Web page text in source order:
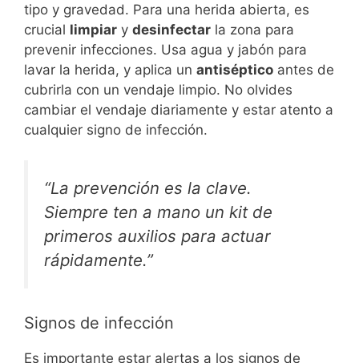
tipo y gravedad. Para una herida abierta, es
crucial limpiar y desinfectar la zona para
prevenir infecciones. Usa agua y jabón para
lavar la herida, y aplica un antiséptico antes de
cubrirla con un vendaje limpio. No olvides
cambiar el vendaje diariamente y estar atento a
cualquier signo de infección.
“La prevención es la clave.
Siempre ten a mano un kit de
primeros auxilios para actuar
rápidamente.”
Signos de infección
Es importante estar alertas a los signos de